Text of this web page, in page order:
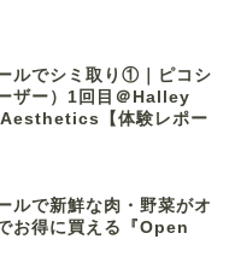
ルでシミ取り①｜ピコシ
ザー）1回目＠Halley
【体験レポー
ルで新鮮な肉・野菜がオ
お得に買える『Open